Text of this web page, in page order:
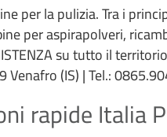
per la pulizia. Tra i
per aspirapolveri,
su tutto il
(IS) | Tel.:
rapide Italia